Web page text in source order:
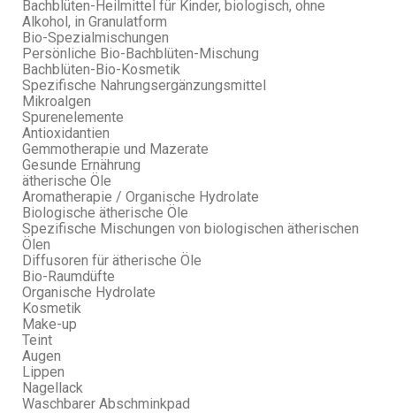
Bachblüten-Heilmittel für Kinder, biologisch, ohne
Alkohol, in Granulatform
Bio-Spezialmischungen
Persönliche Bio-Bachblüten-Mischung
Bachblüten-Bio-Kosmetik
Spezifische Nahrungsergänzungsmittel
Mikroalgen
Spurenelemente
Antioxidantien
Gemmotherapie und Mazerate
Gesunde Ernährung
ätherische Öle
Aromatherapie / Organische Hydrolate
Biologische ätherische Öle
Spezifische Mischungen von biologischen ätherischen
Ölen
Diffusoren für ätherische Öle
Bio-Raumdüfte
Organische Hydrolate
Kosmetik
Make-up
Teint
Augen
Lippen
Nagellack
Waschbarer Abschminkpad